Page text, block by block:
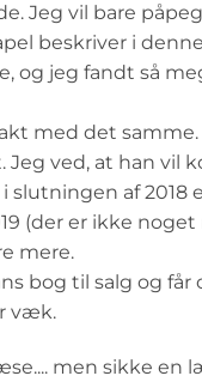
Jeg vil bare
beskriver i
og jeg fandt så
med det
Jeg ved, at han vil
slutningen af 2018
(der er ikke
mere.
bog til salg og får
væk.
men sikke en